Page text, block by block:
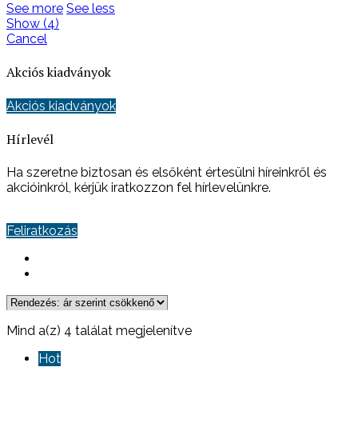
See more See less
Show (4)
Cancel
Akciós kiadványok
Akciós kiadványok
Hírlevél
Ha szeretne biztosan és elsőként értesülni híreinkről és
akcióinkról, kérjük iratkozzon fel hírlevelünkre.
Feliratkozás
Mind a(z) 4 találat megjelenítveSorted
Hot